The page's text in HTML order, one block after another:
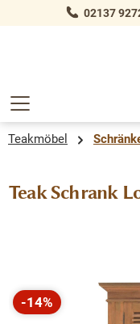
springen 02137
Teakmöbel
Teak Schrank
Bildergalerie
-14%
Rabatt